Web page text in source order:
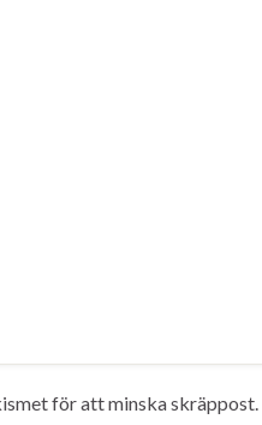
för att minska skräppost.